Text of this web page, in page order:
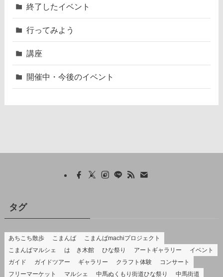
終了したイベント
行ってみよう
講座
開催中・今後のイベント
タグ
あちこち散歩 こまんば
こまんばmachiプロジェクト
こまんばマルシェ
はゝき木館 ひな祭り アートギャラリー
イベント
ガイド
ガイドツアー ギャラリー クラフト体験
コンサート
フリーマーケット
マルシェ 中馬ぬくもり街道ひな祭り 中馬街道